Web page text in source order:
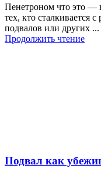
Пенетроном что это —
тех, кто сталкивается
подвалов или других ...
Продолжить чтение
Подвал как